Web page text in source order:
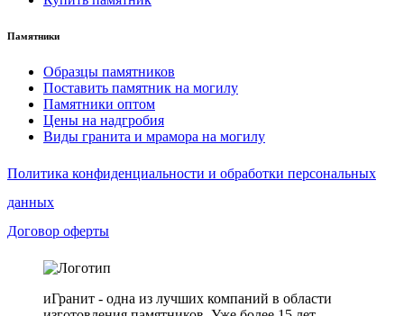
Памятники
Образцы памятников
Поставить памятник на могилу
Памятники оптом
Цены на надгробия
Виды гранита и мрамора на могилу
Политика конфиденциальности и обработки персональных
данных
Договор оферты
иГранит - одна из лучших компаний в области